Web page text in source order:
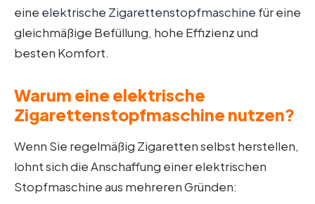
eine elektrische Zigarettenstopfmaschine für eine
gleichmäßige Befüllung, hohe Effizienz und
besten Komfort.
Warum eine elektrische
Zigarettenstopfmaschine nutzen?
Wenn Sie regelmäßig Zigaretten selbst herstellen,
lohnt sich die Anschaffung einer elektrischen
Stopfmaschine aus mehreren Gründen: